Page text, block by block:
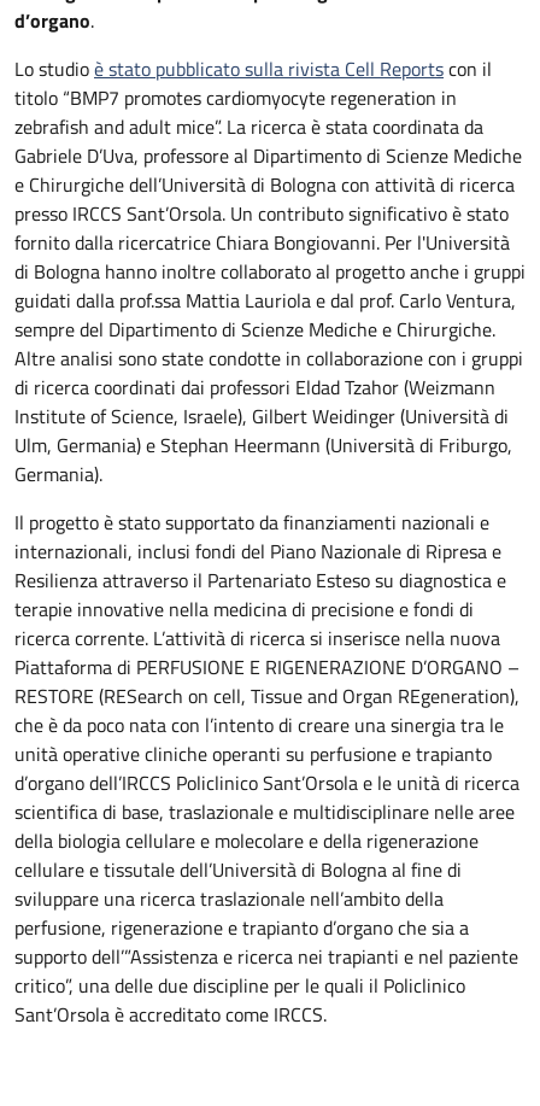
d’organo.
Lo studioè stato pubblicato sulla rivista Cell Reportscon il
titolo “BMP7 promotes cardiomyocyte regeneration in
zebrafish and adult mice”. La ricerca è stata coordinata da
Gabriele D’Uva, professore al Dipartimento di Scienze Mediche
e Chirurgiche dell’Università di Bologna con attività di ricerca
presso IRCCS Sant’Orsola. Un contributo significativo è stato
fornito dalla ricercatrice Chiara Bongiovanni. Per l'Università
di Bologna hanno inoltre collaborato al progetto anche i gruppi
guidati dalla prof.ssa Mattia Lauriola e dal prof. Carlo Ventura,
sempre del Dipartimento di Scienze Mediche e Chirurgiche.
Altre analisi sono state condotte in collaborazione con i gruppi
di ricerca coordinati dai professori Eldad Tzahor (Weizmann
Institute of Science, Israele), Gilbert Weidinger (Università di
Ulm, Germania) e Stephan Heermann (Università di Friburgo,
Germania).
Il progetto è stato supportato da finanziamenti nazionali e
internazionali, inclusi fondi del Piano Nazionale di Ripresa e
Resilienza attraverso il Partenariato Esteso su diagnostica e
terapie innovative nella medicina di precisione e fondi di
ricerca corrente. L’attività di ricerca si inserisce nella nuova
Piattaforma di PERFUSIONE E RIGENERAZIONE D’ORGANO –
RESTORE (RESearch on cell, Tissue and Organ REgeneration),
che è da poco nata con l’intento di creare una sinergia tra le
unità operative cliniche operanti su perfusione e trapianto
d’organo dell’IRCCS Policlinico Sant’Orsola e le unità di ricerca
scientifica di base, traslazionale e multidisciplinare nelle aree
della biologia cellulare e molecolare e della rigenerazione
cellulare e tissutale dell’Università di Bologna al fine di
sviluppare una ricerca traslazionale nell’ambito della
perfusione, rigenerazione e trapianto d’organo che sia a
supporto dell’”Assistenza e ricerca nei trapianti e nel paziente
critico”, una delle due discipline per le quali il Policlinico
Sant’Orsola è accreditato come IRCCS.